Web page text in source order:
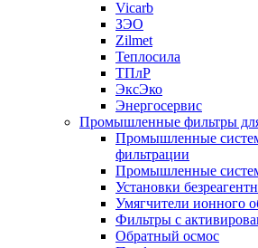
Vicarb
ЗЭО
Zilmet
Теплосила
ТПлР
ЭксЭко
Энергосервис
Промышленные фильтры
Промышленные
фильтрации
Промышленные
Установки
Умягчители ионного
Фильтры с
Обратный осмос